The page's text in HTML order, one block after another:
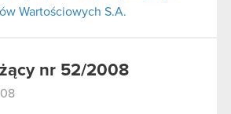
Wartościowych S.A.
nr 52/2008